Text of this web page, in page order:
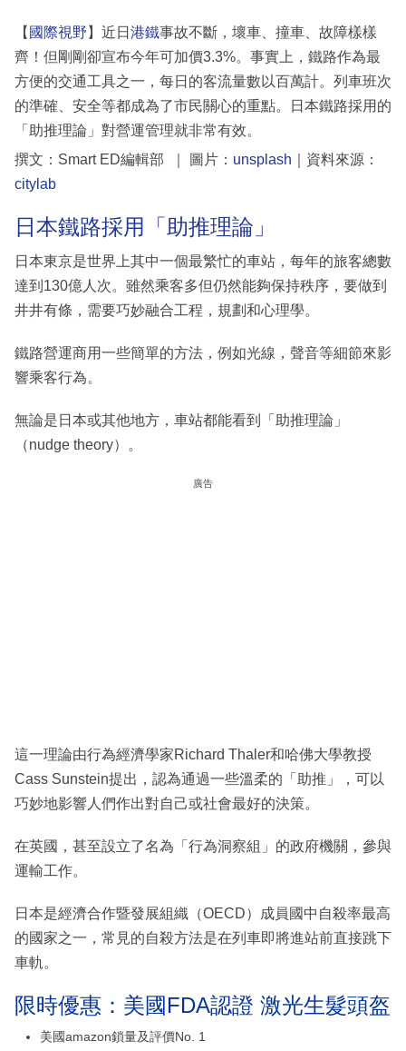
區
【 國際視野 】近日 港鐵事故不斷，壞車、撞車、故障樣樣
齊！但剛剛卻宣布今年可加價3.3%。事實上，鐵路作為最
方便的交通工具之一，每日的客流量數以百萬計。列車班次
的準確、安全等都成為了市民關心的重點。日本鐵路採用的
「助推理論」對營運管理就非常有效。
撰文：Smart ED編輯部 ｜ 圖片： unsplash ｜資料來源：
citylab
日本鐵路採用「助推理論」
日本東京是世界上其中一個最繁忙的車站，每年的旅客總數
達到130億人次。雖然乘客多但仍然能夠保持秩序，要做到
井井有條，需要巧妙融合工程，規劃和心理學。
鐵路營運商用一些簡單的方法，例如光線，聲音等細節來影
響乘客行為。
無論是日本或其他地方，車站都能看到「助推理論」
（nudge theory）。
廣告
這一理論由行為經濟學家Richard Thaler和哈佛大學教授
Cass Sunstein提出，認為通過一些溫柔的「助推」，可以
巧妙地影響人們作出對自己或社會最好的決策。
在英國，甚至設立了名為「行為洞察組」的政府機關，參與
運輸工作。
日本是經濟合作暨發展組織（OECD）成員國中自殺率最高
的國家之一，常見的自殺方法是在列車即將進站前直接跳下
車軌。
限時優惠：美國FDA認證 激光生髮頭盔
美國amazon鎖量及評價No. 1